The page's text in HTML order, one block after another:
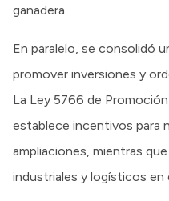
ganadera.
En paralelo, se consolidó
promover inversiones y
La Ley 5766 de
establece incentivos para
ampliaciones, mientras
industriales y logísticos en